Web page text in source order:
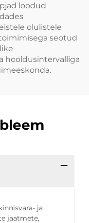
loodud
olulistele
seotud
hooldusintervalliga
ja
jäätmete,